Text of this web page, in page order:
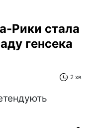
Рики стала
генсека
2 хв